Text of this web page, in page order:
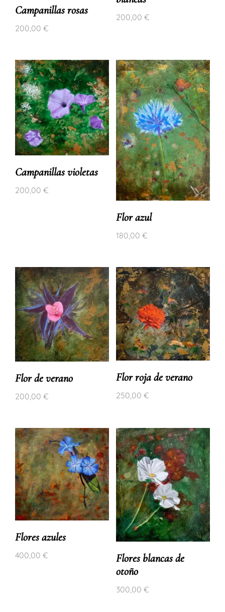
Campanillas rosas
200,00 €
200,00 €
Campanillas violetas
200,00 €
Flor azul
180,00 €
Flor de verano
200,00 €
Flor roja de verano
250,00 €
Flores azules
400,00 €
Flores blancas de
otoño
300,00 €